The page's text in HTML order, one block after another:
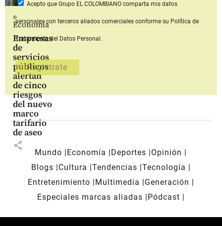
Economía
Empresas
de
servicios
públicos
alertan
de cinco
riesgos
del nuevo
marco
tarifario
de aseo
share
Acepto que Grupo EL COLOMBIANOcomparta mis datos
personales con terceros aliados comerciales conforme su Política de
Tratamiento del Datos Personal.
Mundo Economía Deportes
Opinión
Blogs
Cultura Tendencias Tecnología
Entretenimiento
Multimedia
Generación
Especiales marcas aliadas
Pódcast